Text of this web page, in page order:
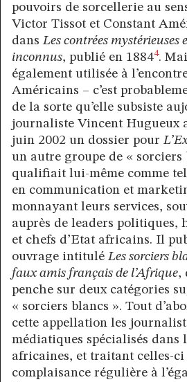
pouvoirs de sorcellerie au
Victor Tissot et Constant
dansLes contrées mystérieuses
inconnus, publié en 18844.
également utilisée à
Américains – c’est
de la sorte qu’elle subsiste
journaliste Vincent Hugueux
juin 2002 un dossier pour
un autre groupe de « sorciers
qualifiait lui-même comme
en communication et
monnayant leurs services,
auprès de leaders politiques,
et chefs d’Etat africains. Il
ouvrage intituléLes sorciers
faux amis français de l’Afrique,
penche sur deux catégories
« sorciers blancs ». Tout
cette appellation les
médiatiques spécialisés dans
africaines, et traitant celles-ci
complaisance régulière à